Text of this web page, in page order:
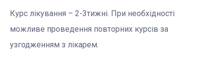
Курс лікування – 2-3тижні. При необхідності
можливе проведення повторних курсів за
узгодженням з лікарем.